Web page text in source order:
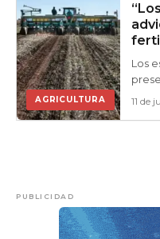
por
AGRICULTURA
Los
11 de
PUBLICIDAD